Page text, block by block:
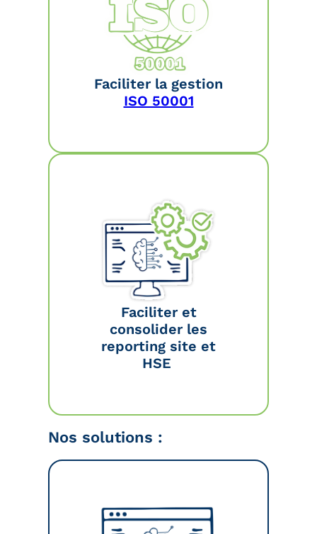
Faciliter la gestion
ISO 50001
Faciliter et
consolider les
reporting site et
HSE
Nos solutions :